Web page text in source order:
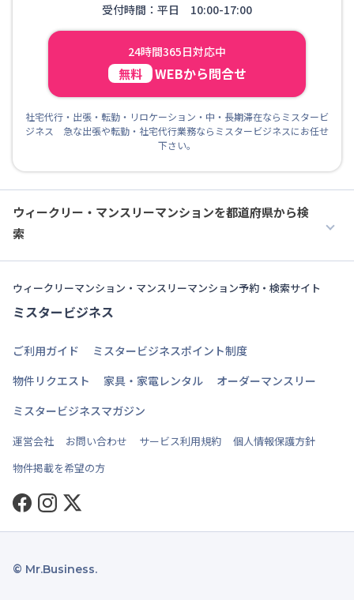
受付時間：平日 10:00-17:00
24時間365日対応中
無料 WEBから問合せ
社宅代行・出張・転勤・リロケーション・中・長期滞在ならミスタービ
ジネス 急な出張や転勤・社宅代行業務ならミスタービジネスにお任せ
下さい。
ウィークリー・マンスリーマンションを都道府県から検
索
ウィークリーマンション・マンスリーマンション予約・検索サイト
ミスタービジネス
ご利用ガイド
ミスタービジネスポイント制度
物件リクエスト
家具・家電レンタル
オーダーマンスリー
ミスタービジネスマガジン
運営会社 お問い合わせ サービス利用規約
個人情報保護方針
物件掲載を希望の方
Facebook
Instagram
Twitter
© Mr.Business.